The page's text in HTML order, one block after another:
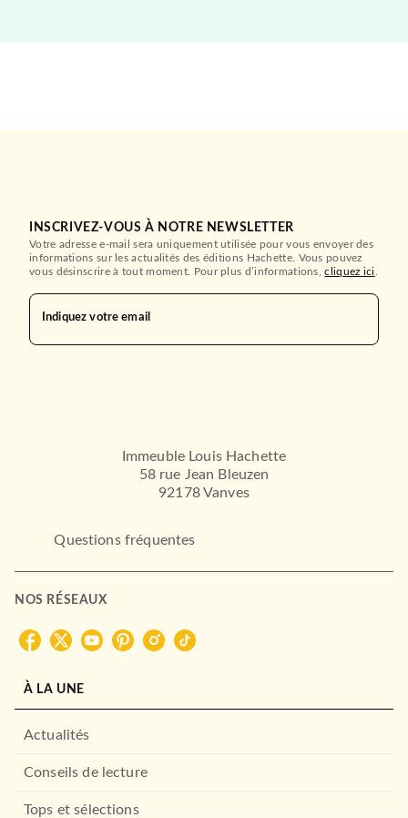
INSCRIVEZ-VOUS À NOTRE NEWSLETTER
Votre adresse e-mail sera uniquement utilisée pour vous envoyer des
informations sur les actualités des éditions Hachette. Vous pouvez
vous désinscrire à tout moment. Pour plus d’informations,cliquez ici
Indiquez votre email
Immeuble Louis Hachette
58 rue Jean Bleuzen
92178 Vanves
Questions fréquentes
NOS RÉSEAUX
À LA UNE
Actualités
Conseils de lecture
Tops et sélections